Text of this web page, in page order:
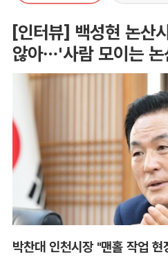
[인터뷰] 백성현 논산
않아…'사람 모이는 논